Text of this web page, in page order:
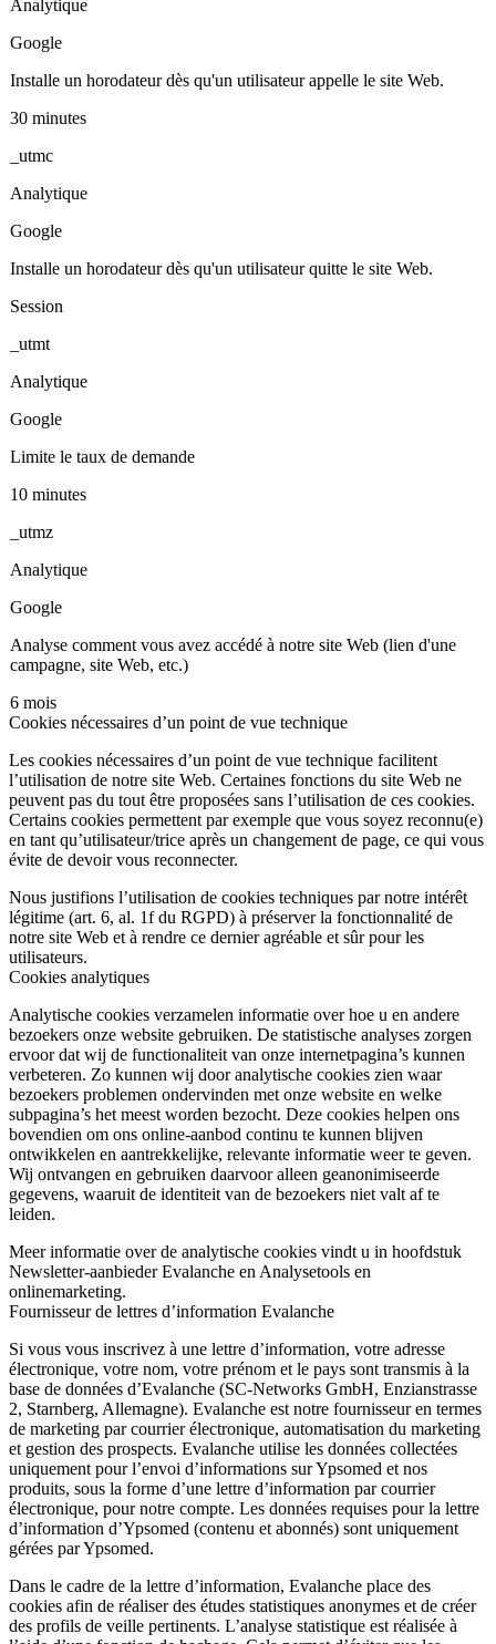
Analytique
Google
Installe un horodateur dès qu'un utilisateur appelle le site Web.
30 minutes
_utmc
Analytique
Google
Installe un horodateur dès qu'un utilisateur quitte le site Web.
Session
_utmt
Analytique
Google
Limite le taux de demande
10 minutes
_utmz
Analytique
Google
Analyse comment vous avez accédé à notre site Web (lien d'une
campagne, site Web, etc.)
6 mois
Cookies nécessaires d’un point de vue technique
Les cookies nécessaires d’un point de vue technique facilitent
l’utilisation de notre site Web. Certaines fonctions du site Web ne
peuvent pas du tout être proposées sans l’utilisation de ces cookies.
Certains cookies permettent par exemple que vous soyez reconnu(e)
en tant qu’utilisateur/trice après un changement de page, ce qui vous
évite de devoir vous reconnecter.
Nous justifions l’utilisation de cookies techniques par notre intérêt
légitime (art. 6, al. 1f du RGPD) à préserver la fonctionnalité de
notre site Web et à rendre ce dernier agréable et sûr pour les
utilisateurs.
Cookies analytiques
Analytische cookies verzamelen informatie over hoe u en andere
bezoekers onze website gebruiken. De statistische analyses zorgen
ervoor dat wij de functionaliteit van onze internetpagina’s kunnen
verbeteren. Zo kunnen wij door analytische cookies zien waar
bezoekers problemen ondervinden met onze website en welke
subpagina’s het meest worden bezocht. Deze cookies helpen ons
bovendien om ons online-aanbod continu te kunnen blijven
ontwikkelen en aantrekkelijke, relevante informatie weer te geven.
Wij ontvangen en gebruiken daarvoor alleen geanonimiseerde
gegevens, waaruit de identiteit van de bezoekers niet valt af te
leiden.
Meer informatie over de analytische cookies vindt u in hoofdstuk
Newsletter-aanbieder Evalanche en Analysetools en
onlinemarketing.
Fournisseur de lettres d’information Evalanche
Si vous vous inscrivez à une lettre d’information, votre adresse
électronique, votre nom, votre prénom et le pays sont transmis à la
base de données d’Evalanche (SC-Networks GmbH, Enzianstrasse
2, Starnberg, Allemagne). Evalanche est notre fournisseur en termes
de marketing par courrier électronique, automatisation du marketing
et gestion des prospects. Evalanche utilise les données collectées
uniquement pour l’envoi d’informations sur Ypsomed et nos
produits, sous la forme d’une lettre d’information par courrier
électronique, pour notre compte. Les données requises pour la lettre
d’information d’Ypsomed (contenu et abonnés) sont uniquement
gérées par Ypsomed.
Dans le cadre de la lettre d’information, Evalanche place des
cookies afin de réaliser des études statistiques anonymes et de créer
des profils de veille pertinents. L’analyse statistique est réalisée à